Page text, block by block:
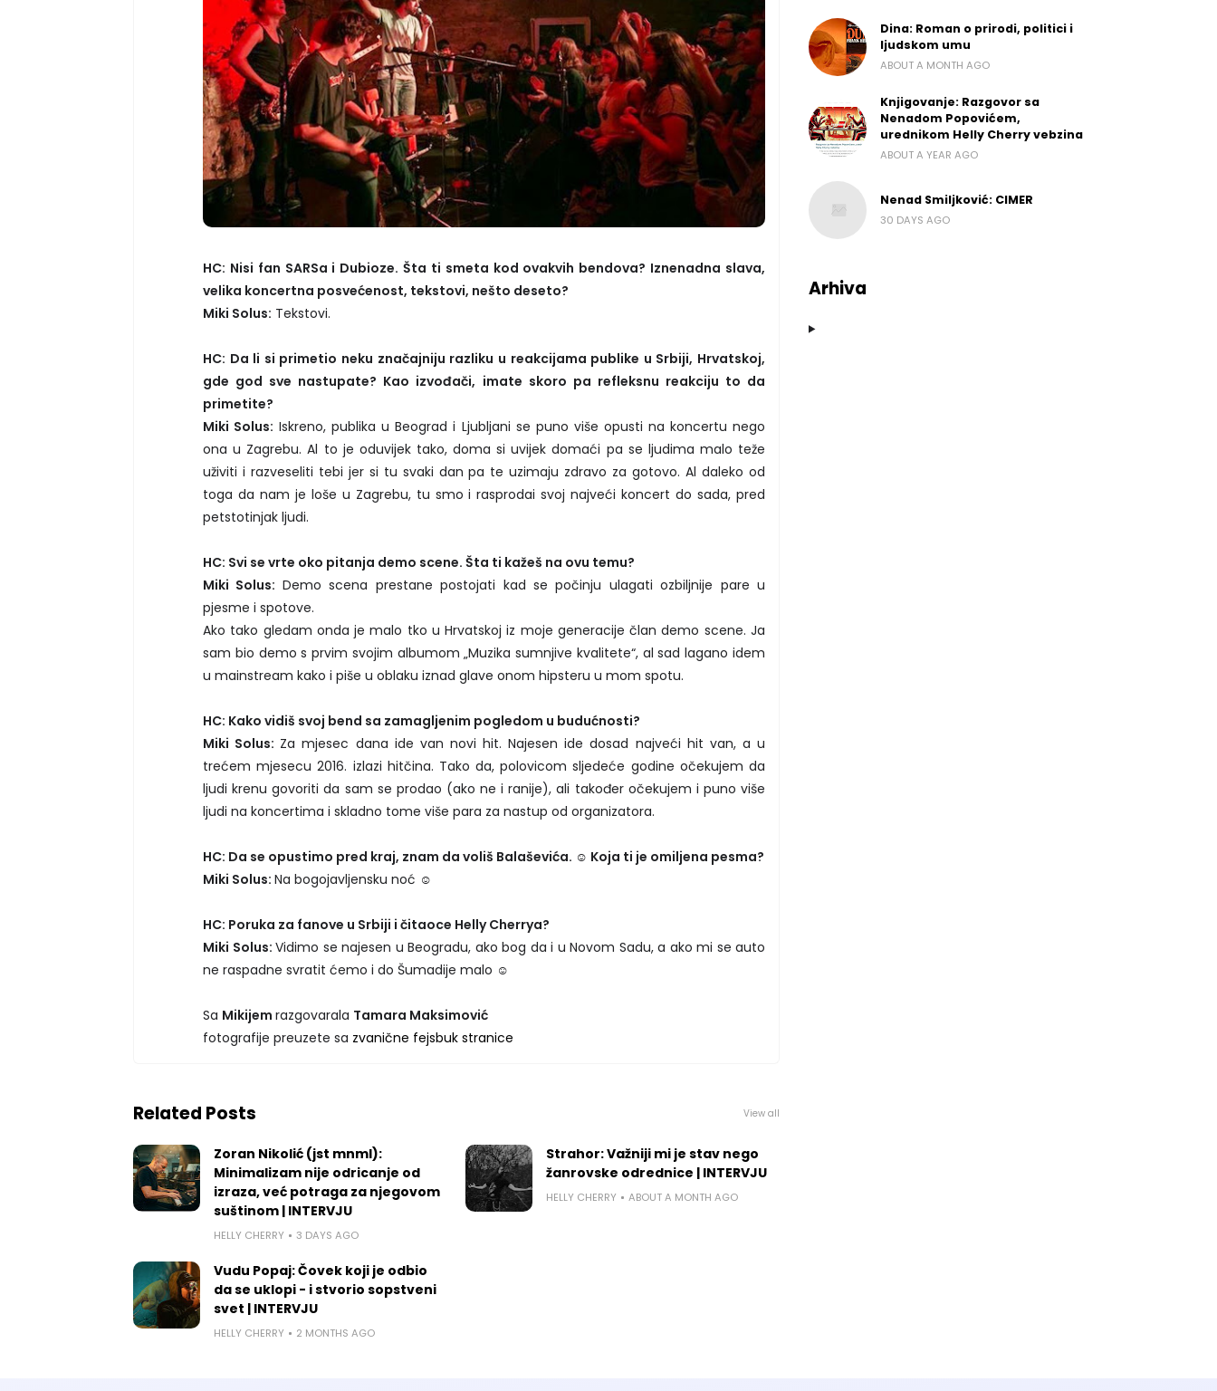
HC: Nisi fan SARSa i Dubioze. Šta ti smeta kod ovakvih bendova? Iznenadna slava,
velika koncertna posvećenost, tekstovi, nešto deseto?
Miki Solus: Tekstovi.
HC: Da li si primetio neku značajniju razliku u reakcijama publike u Srbiji, Hrvatskoj,
gde god sve nastupate? Kao izvođači, imate skoro pa refleksnu reakciju to da
primetite?
Miki Solus: Iskreno, publika u Beograd i Ljubljani se puno više opusti na koncertu nego
ona u Zagrebu. Al to je oduvijek tako, doma si uvijek domaći pa se ljudima malo teže
uživiti i razveseliti tebi jer si tu svaki dan pa te uzimaju zdravo za gotovo. Al daleko od
toga da nam je loše u Zagrebu, tu smo i rasprodai svoj najveći koncert do sada, pred
petstotinjak ljudi.
HC: Svi se vrte oko pitanja demo scene. Šta ti kažeš na ovu temu?
Miki Solus: Demo scena prestane postojati kad se počinju ulagati ozbiljnije pare u
pjesme i spotove.
Ako tako gledam onda je malo tko u Hrvatskoj iz moje generacije član demo scene. Ja
sam bio demo s prvim svojim albumom „Muzika sumnjive kvalitete“, al sad lagano idem
u mainstream kako i piše u oblaku iznad glave onom hipsteru u mom spotu.
HC: Kako vidiš svoj bend sa zamagljenim pogledom u budućnosti?
Miki Solus: Za mjesec dana ide van novi hit. Najesen ide dosad najveći hit van, a u
trećem mjesecu 2016. izlazi hitčina. Tako da, polovicom sljedeće godine očekujem da
ljudi krenu govoriti da sam se prodao (ako ne i ranije), ali također očekujem i puno više
ljudi na koncertima i skladno tome više para za nastup od organizatora.
HC: Da se opustimo pred kraj, znam da voliš Balaševića. ☺ Koja ti je omiljena pesma?
Miki Solus: Na bogojavljensku noć ☺
HC: Poruka za fanove u Srbiji i čitaoce Helly Cherrya?
Miki Solus: Vidimo se najesen u Beogradu, ako bog da i u Novom Sadu, a ako mi se auto
ne raspadne svratit ćemo i do Šumadije malo ☺
Sa Mikijem razgovarala Tamara Maksimović
fotografije preuzete sa zvanične fejsbuk stranice
Related Posts View all
Zoran Nikolić (jst mnml):
Minimalizam nije odricanje od
izraza, već potraga za njegovom
suštinom | INTERVJU
HELLY CHERRY 3 DAYS AGO
Strahor: Važniji mi je stav nego
žanrovske odrednice | INTERVJU
HELLY CHERRY ABOUT A MONTH AGO
Vudu Popaj: Čovek koji je odbio
da se uklopi - i stvorio sopstveni
svet | INTERVJU
HELLY CHERRY 2 MONTHS AGO
Dina: Roman o prirodi, politici i
ljudskom umu
ABOUT A MONTH AGO
Knjigovanje: Razgovor sa
Nenadom Popovićem,
urednikom Helly Cherry vebzina
ABOUT A YEAR AGO
Nenad Smiljković: CIMER
30 DAYS AGO
Arhiva